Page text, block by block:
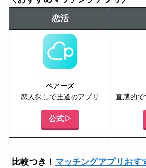
恋活
ペアーズ
恋人探しで王道のアプリ
直感的
公式▷
比較つき！ マッチングアプリおす